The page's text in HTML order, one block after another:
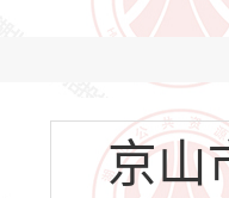
京山